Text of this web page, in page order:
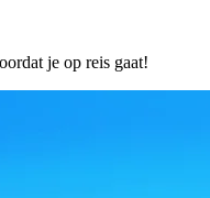
je op reis gaat!